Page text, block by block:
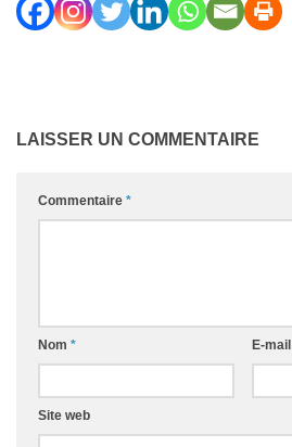
LAISSER UN COMMENTAIRE
Commentaire *
Nom * E-mail
Site web